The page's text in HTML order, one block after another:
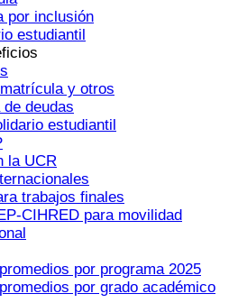
por inclusión
estudiantil
y otros
deudas
estudiantil
la UCR
trabajos finales
CIHRED para movilidad
por programa 2025
por grado académico